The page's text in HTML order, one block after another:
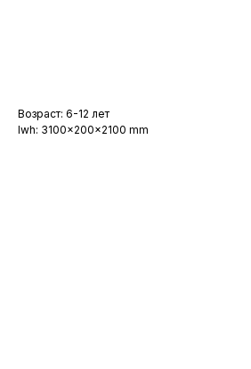
Возраст: 6-12 лет
lwh: 3100x200x2100 mm